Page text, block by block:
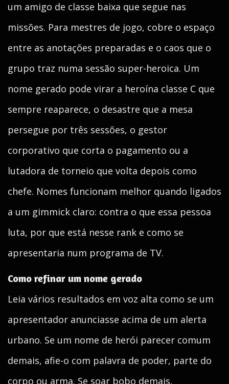
um amigo de classe baixa que segue nas
missões. Para mestres de jogo, cobre o espaço
entre as anotações preparadas e o caos que o
grupo traz numa sessão super-heroica. Um
nome gerado pode virar a heroína classe C que
sempre reaparece, o desastre que a mesa
persegue por três sessões, o gestor
corporativo que corta o pagamento ou a
lutadora de torneio que volta depois como
chefe. Nomes funcionam melhor quando ligados
a um gimmick claro: contra o que essa pessoa
luta, por que está nesse rank e como se
apresentaria num programa de TV.
Como refinar um nome gerado
Leia vários resultados em voz alta como se um
apresentador anunciasse acima de um alerta
urbano. Se um nome de herói parecer comum
demais, afie-o com palavra de poder, parte do
corpo ou arma. Se soar bobo demais,